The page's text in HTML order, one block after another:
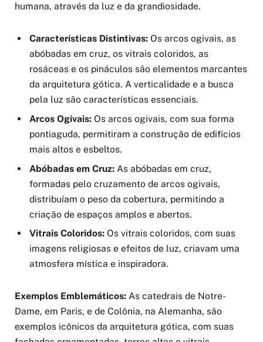
humana, através da luz e da grandiosidade.
Características Distintivas: Os arcos ogivais, as
abóbadas em cruz, os vitrais coloridos, as
rosáceas e os pináculos são elementos marcantes
da arquitetura gótica. A verticalidade e a busca
pela luz são características essenciais.
Arcos Ogivais: Os arcos ogivais, com sua forma
pontiaguda, permitiram a construção de edifícios
mais altos e esbeltos.
Abóbadas em Cruz: As abóbadas em cruz,
formadas pelo cruzamento de arcos ogivais,
distribuíam o peso da cobertura, permitindo a
criação de espaços amplos e abertos.
Vitrais Coloridos: Os vitrais coloridos, com suas
imagens religiosas e efeitos de luz, criavam uma
atmosfera mística e inspiradora.
Exemplos Emblemáticos: As catedrais de Notre-
Dame, em Paris, e de Colônia, na Alemanha, são
exemplos icônicos da arquitetura gótica, com suas